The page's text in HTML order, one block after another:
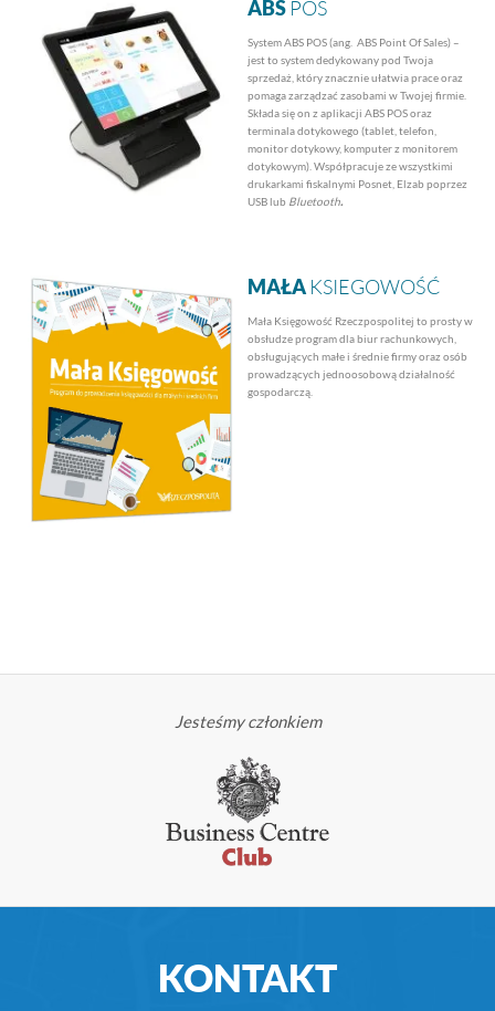
ABS POS
System ABS POS (ang. ABS Point Of Sales) –
jest to system dedykowany pod Twoja
sprzedaż, który znacznie ułatwia prace oraz
pomaga zarządzać zasobami w Twojej firmie.
Składa się on z aplikacji ABS POS oraz
terminala dotykowego (tablet, telefon,
monitor dotykowy, komputer z monitorem
dotykowym). Współpracuje ze wszystkimi
drukarkami fiskalnymi Posnet, Elzab poprzez
USB lub Bluetooth.
MAŁA KSIEGOWOŚĆ
Mała Księgowość Rzeczpospolitej to prosty w
obsłudze program dla biur rachunkowych,
obsługujących małe i średnie firmy oraz osób
prowadzących jednoosobową działalność
gospodarczą.
Jesteśmy członkiem
KONTAKT